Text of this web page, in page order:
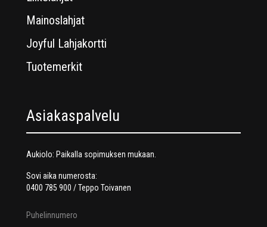
Mainoslahjat
Joyful Lahjakortti
Tuotemerkit
Asiakaspalvelu
Aukiolo: Paikalla sopimuksen mukaan.
Sovi aika numerosta:
0400 785 900 / Teppo Toivanen
Puhelinnumero